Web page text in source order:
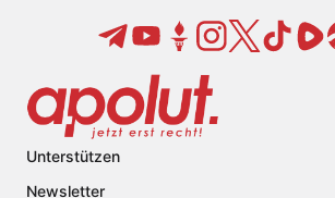
Unterstützen
Newsletter